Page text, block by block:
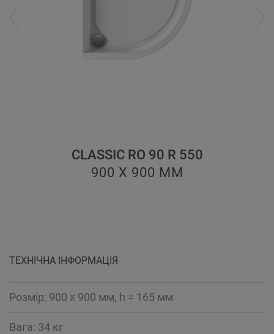
CLASSIC RO 90 R 550
900 X 900 ММ
ТЕХНІЧНА ІНФОРМАЦІЯ
Розмір: 900 x 900 мм, h = 165 мм
Вага: 34 кг